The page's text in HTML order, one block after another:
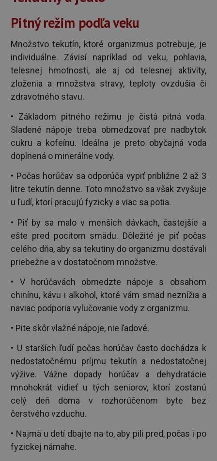
Pitný režim podľa veku
Množstvo tekutín, ktoré organizmus potrebuje, je
individuálne. Závisí napríklad od veku, pohlavia,
telesnej hmotnosti, ale aj od telesnej aktivity,
zloženia a množstva stravy, teploty ovzdušia či
zdravotného stavu.
• Základom pitného režimu je čistá pitná voda.
Sladené nápoje treba obmedzovať pre nadbytok
cukru a kofeínu. Ideálna je preto obyčajná voda
doplnená o minerálne vody.
• Počas horúčav sa odporúča vypiť približne 2 až 3
litre tekutín denne. Toto množstvo sa však zvyšuje
u ľudí, ktorí pracujú fyzicky a viac sa potia.
• Piť by sa malo v menších dávkach, častejšie a
ešte pred pocitom smädu. Dôležité je piť počas
celého dňa, aby sa tekutiny do organizmu dostávali
priebežne a v dostatočnom množstve.
• V horúčavách obmedzte nápoje s obsahom
chinínu, kávu i alkohol, ktoré vám smäd neznížia a
naviac podporia vylučovanie vody z organizmu.
• Pite skôr vlažné nápoje, nie ľadové.
• U starších ľudí počas horúčav často dochádza k
nedostatočnému príjmu tekutín a nedostatočnej
výžive. Vážne dopady horúčav a dehydratácie
mnohokrát vidieť u tých seniorov, ktorí zostanú
celý deň doma v rozhorúčenom byte bez
čerstvého vzduchu.
• Najmä u detí dbajte na to, aby pili pred, počas i po
fyzickej námahe.